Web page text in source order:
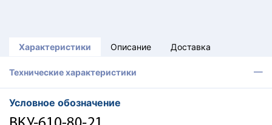
Характеристики Описание Доставка
Технические характеристики
Условное обозначение